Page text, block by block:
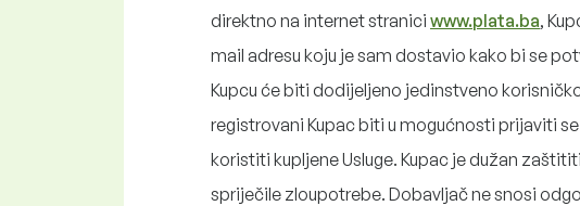
direktno na internet stranici www.plata.ba,
mail adresu koju je sam dostavio kako bi se
Kupcu će biti dodijeljeno jedinstveno
registrovani Kupac biti u mogućnosti prijaviti
koristiti kupljene Usluge. Kupac je dužan
spriječile zloupotrebe. Dobavljač ne snosi